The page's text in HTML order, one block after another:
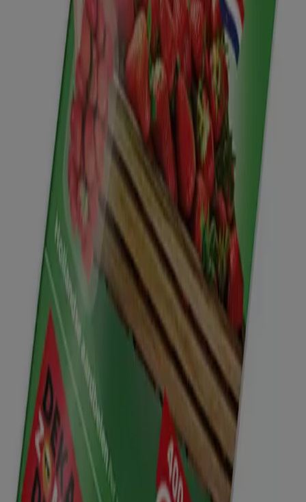
Aanbevolen aanbiedingen
Zwemkleding Badpak Naaimachine wandelschoenen
mosselen kersen
Tiendeo in jouw stad
Amsterdam Rotterdam Den Haag
Utrecht
Eindhoven
Groningen Haarlem Breda
Tilburg
Arnhem
Nijmegen Zwolle Amersfoort
Apeldoorn
Almere
Enschede
Bekijk meer steden
Tiendeo international
España Italia United Kingdom México
Colombia
Argentina France
United States
Nederland
Deutschland Perú Chile
Portugal
Australia
Türkiye Norge
Österreich
Sverige
Ecuador Singapore South Africa
Danmark
Suomi Ελλάδα 한국
Belgique
Schweiz
United Arab Emirates România
Ceská republika
Slovenská republika
Magyarország
България